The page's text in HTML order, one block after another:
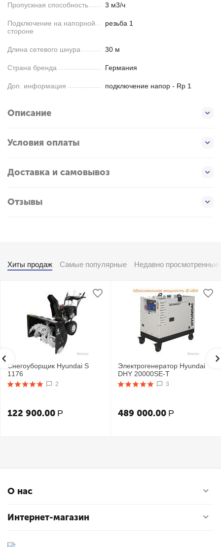
Пропускная способность 3 м3/ч
Подключение на напорной
стороне
резьба 1
Длина сетевого шнура 30 м
Страна бренда Германия
Доп. информация подключение напор - Rp 1
Описание
Условия оплаты
Доставка и самовывоз
Отзывы
Хиты продаж Самые популярные Недавно просмотренные
Снегоуборщик Hyundai S
1176
2
122 900.00 Р
Электрогенератор Hyundai
DHY 20000SE-T
3
489 000.00 Р
О нас
Интернет-магазин